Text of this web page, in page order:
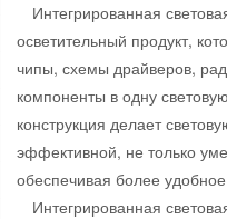
Интегрированная
осветительный продукт,
чипы, схемы драйверов,
компоненты в одну
конструкция делает
эффективной, не только
обеспечивая более
Интегрированная